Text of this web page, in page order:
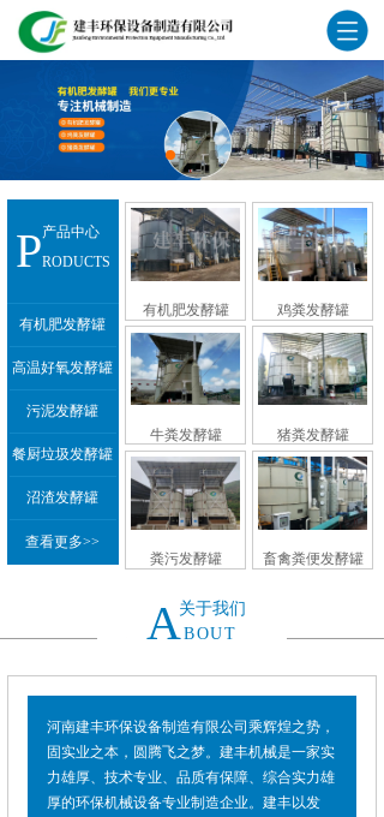
产品中心
PRODUCTS
有机肥发酵罐
高温好氧发酵罐
污泥发酵罐
餐厨垃圾发酵罐
沼渣发酵罐
查看更多>>
有机肥发酵罐 鸡粪发酵罐
牛粪发酵罐 猪粪发酵罐
粪污发酵罐 畜禽粪便发酵罐
关于我们
ABOUT
河南建丰环保设备制造有限公司乘辉煌之势，
固实业之本，圆腾飞之梦。建丰机械是一家实
力雄厚、技术专业、品质有保障、综合实力雄
厚的环保机械设备专业制造企业。建丰以发